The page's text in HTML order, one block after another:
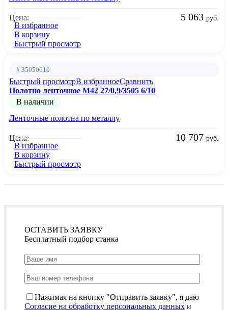
Цена: 5 063 руб.
В избранное
В корзину
Быстрый просмотр
# 35050610
Быстрый просмотрВ избранноеСравнить
Полотно ленточное М42 27/0,9/3505 6/10
В наличии
Ленточные полотна по металлу
Цена: 10 707 руб.
В избранное
В корзину
Быстрый просмотр
ОСТАВИТЬ ЗАЯВКУ
Бесплатный подбор станка
Нажимая на кнопку "Отправить заявку", я даю
Согласие на обработку персональных данных и